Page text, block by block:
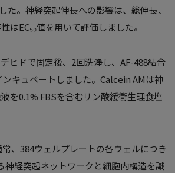
。神経突起伸長への影響は、総伸長、
EC₅₀値を用いて評価しました。
ヒドで固定後、2回洗浄し、AF-488結合
キュベートしました。Calcein AMは神
を0.1% FBSを含むリン酸緩衝生理食塩
、384ウェルプレートの各ウェルにつき
神経突起ネットワークと細胞内構造を識